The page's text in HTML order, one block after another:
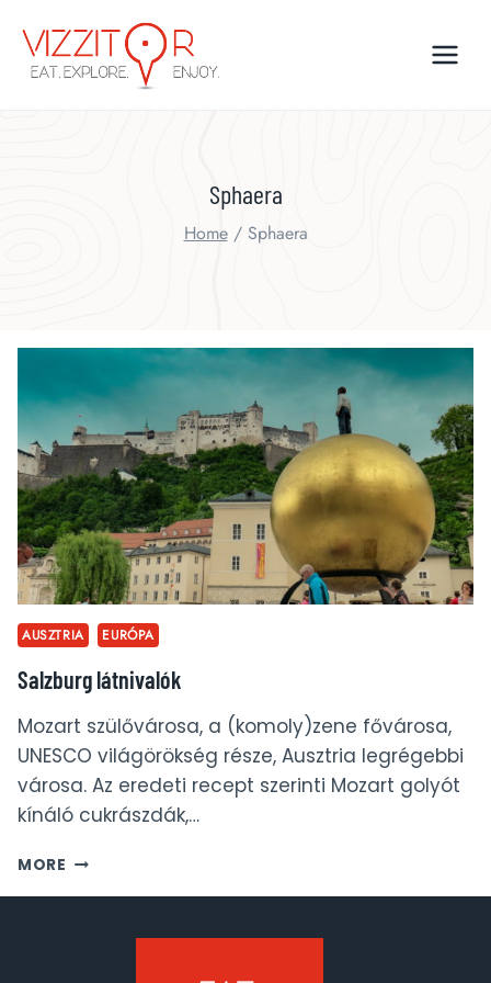
content
Sphaera
Home / Sphaera
AUSZTRIA EURÓPA
Salzburg látnivalók
Mozart szülővárosa, a (komoly)zene fővárosa,
UNESCO világörökség része, Ausztria legrégebbi
városa. Az eredeti recept szerinti Mozart golyót
kínáló cukrászdák,…
MORE SALZBURG